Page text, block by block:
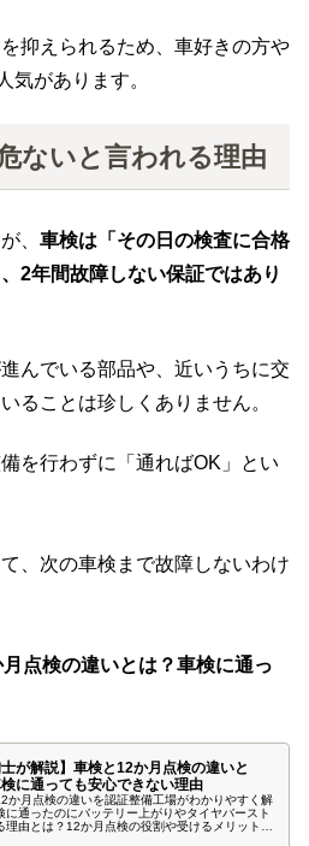
抑えられるため、車好きの方や
気があります。
ないと言われる理由
、 車検は「その日の検査に合格
2年間故障しない保証ではあり
んでいる部品や、近いうちに交
ることは珍しくありません。
を行わずに「通ればOK」とい
、次の車検まで故障しないわけ
点検の違いとは？車検に通っ
士が解説】車検と12か月点検の違いと
に通っても安心できない理由
か月点検の違いを認証整備工場がわかりやすく解
に通ったのにバッテリー上がりやタイヤバースト
理由とは？12か月点検の役割や受けるメリット、